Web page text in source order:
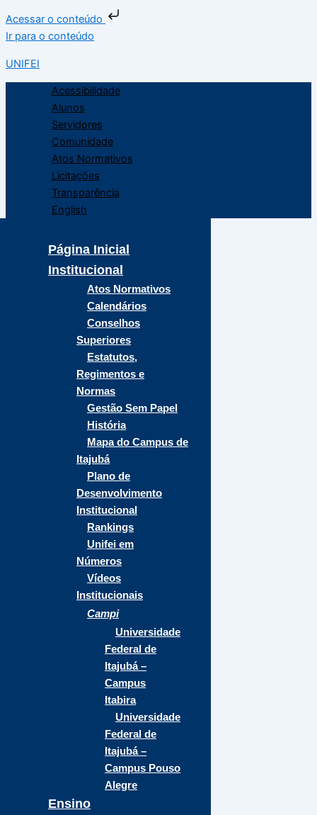
Acessar o conteúdo
Ir para o conteúdo
UNIFEI
Acessibilidade
Alunos
Servidores
Comunidade
Atos Normativos
Licitações
Transparência
English
Página Inicial
Institucional
Atos Normativos
Calendários
Conselhos
Superiores
Estatutos,
Regimentos e
Normas
Gestão Sem Papel
História
Mapa do Campus de
Itajubá
Plano de
Desenvolvimento
Institucional
Rankings
Unifei em
Números
Vídeos
Institucionais
Campi
Universidade
Federal de
Itajubá –
Campus
Itabira
Universidade
Federal de
Itajubá –
Campus Pouso
Alegre
Ensino